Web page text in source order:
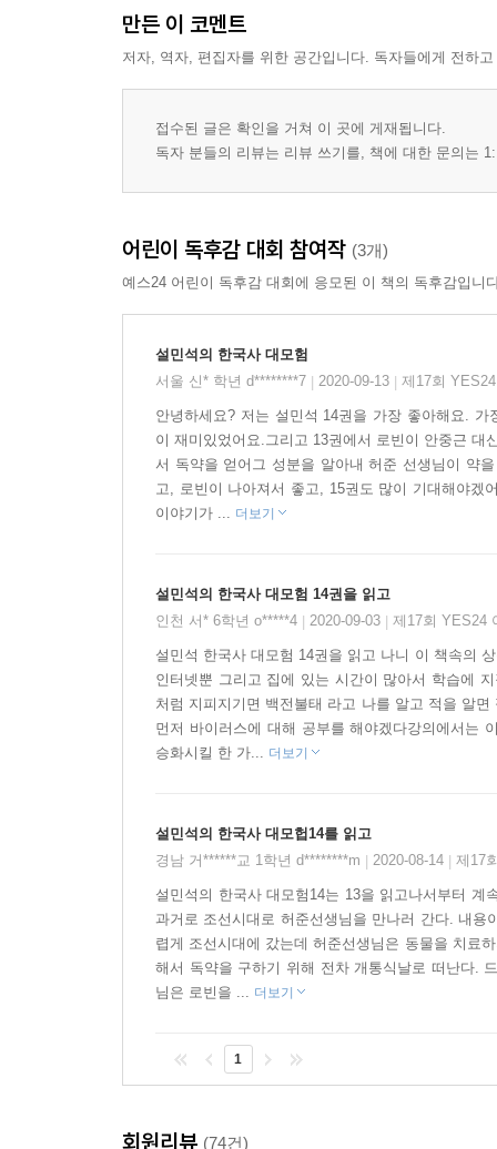
만든 이 코멘트
저자, 역자, 편집자를 위한 공간입니다. 독자들에게 전하
접수된 글은 확인을 거쳐 이 곳에 게재됩니다.
독자 분들의 리뷰는 리뷰 쓰기를, 책에 대한 문의는
어린이 독후감 대회 참여작 (3개)
예스24 어린이 독후감 대회에 응모된 이 책의 독후감입니
설민석의 한국사 대모험
서울 신* 학년 d********7
2020-09-13 제17회
안녕하세요? 저는 설민석 14권을 가장 좋아해요.
이 재미있었어요.그리고 13권에서 로빈이 안중근
서 독약을 얻어그 성분을 알아내 허준 선생님이 약
고, 로빈이 나아져서 좋고, 15권도 많이 기대해야겠
이야기가 ... 더보기
설민석의 한국사 대모험 14권을 읽고
인천 서* 6학년 o*****4
2020-09-03 제17회 YES24
설민석 한국사 대모험 14권을 읽고 나니 이 책속의
인터넷뿐 그리고 집에 있는 시간이 많아서 학습에
처럼 지피지기면 백전불태 라고 나를 알고 적을 알
먼저 바이러스에 대해 공부를 해야겠다강의에서는
승화시킬 한 가... 더보기
설민석의 한국사 대모헙14를 읽고
경남 거******교 1학년 d********m
2020-08-14 제17
설민석의 한국사 대모험14는 13을 읽고나서부터
과거로 조선시대로 허준선생님을 만나러 간다. 내
렵게 조선시대에 갔는데 허준선생님은 동물을 치료
해서 독약을 구하기 위해 전차 개통식날로 떠난다.
님은 로빈을 ... 더보기
1
회원리뷰 (74건)